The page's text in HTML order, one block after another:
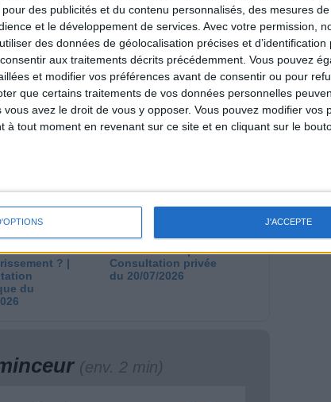
des publicités et du contenu personnalisés, des mesures
et le développement de services. Avec votre permission,
des données de géolocalisation précises et d’identification
aux traitements décrits précédemment. Vous pouvez
et modifier vos préférences avant de consentir ou pour
que certains traitements de vos données personnelles
avez le droit de vous y opposer. Vous pouvez modifier vos
à tout moment en revenant sur ce site et en cliquant sur le
J'ACCEPTE
à 1600
est-il trop
?
du
Comment perdre le
dernier kilo avant la
stabilisation ? |
Consultation
viscérale :
ralentir
? |
du
En direct avec Jean-
Michel Cohen |
Consultation privée
du 20/07/2026
(env. 2 min)